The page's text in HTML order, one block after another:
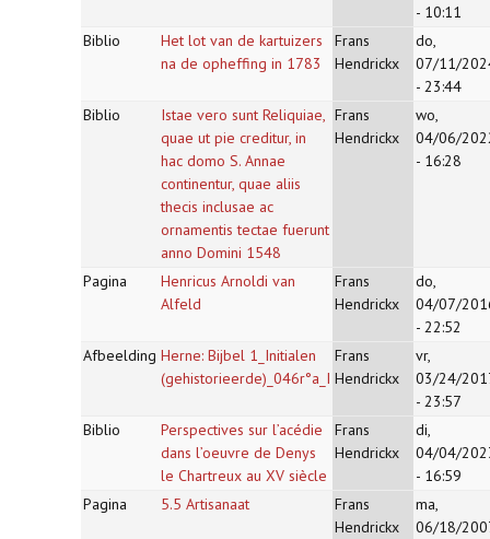
- 10:11
Biblio
Het lot van de kartuizers
na de opheffing in 1783
Frans
Hendrickx
do,
07/11/
- 23:44
Biblio
Istae vero sunt Reliquiae,
quae ut pie creditur, in
hac domo S. Annae
continentur, quae aliis
thecis inclusae ac
ornamentis tectae fuerunt
anno Domini 1548
Frans
Hendrickx
wo,
04/06/
- 16:28
Pagina
Henricus Arnoldi van
Alfeld
Frans
Hendrickx
do,
04/07/
- 22:52
Afbeelding Herne: Bijbel 1_Initialen
(gehistorieerde)_046r°a_I
Frans
Hendrickx
vr,
03/24/
- 23:57
Biblio
Perspectives sur l’acédie
dans l’oeuvre de Denys
le Chartreux au XV siècle
Frans
Hendrickx
di,
04/04/
- 16:59
Pagina
5.5 Artisanaat
Frans
Hendrickx
ma,
06/18/